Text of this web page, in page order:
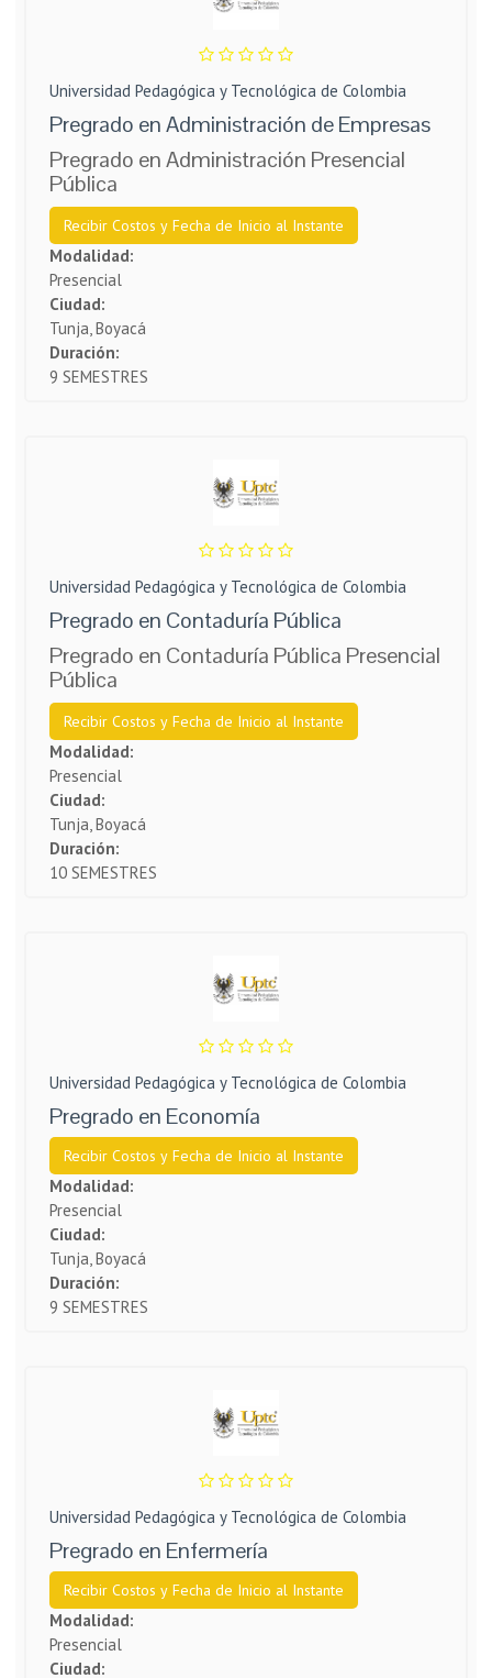
Universidad Pedagógica y Tecnológica de Colombia
Pregrado en Administración de Empresas
Pregrado en Administración Presencial
Pública
Recibir Costos y Fecha de Inicio al Instante
Modalidad:
Presencial
Ciudad:
Tunja, Boyacá
Duración:
9 SEMESTRES
Universidad Pedagógica y Tecnológica de Colombia
Pregrado en Contaduría Pública
Pregrado en Contaduría Pública Presencial
Pública
Recibir Costos y Fecha de Inicio al Instante
Modalidad:
Presencial
Ciudad:
Tunja, Boyacá
Duración:
10 SEMESTRES
Universidad Pedagógica y Tecnológica de Colombia
Pregrado en Economía
Recibir Costos y Fecha de Inicio al Instante
Modalidad:
Presencial
Ciudad:
Tunja, Boyacá
Duración:
9 SEMESTRES
Universidad Pedagógica y Tecnológica de Colombia
Pregrado en Enfermería
Recibir Costos y Fecha de Inicio al Instante
Modalidad:
Presencial
Ciudad: